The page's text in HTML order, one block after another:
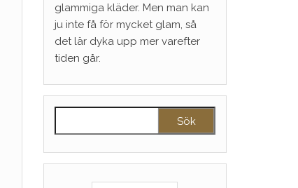
glammiga kläder. Men man kan
ju inte få för mycket glam, så
det lär dyka upp mer varefter
tiden går.